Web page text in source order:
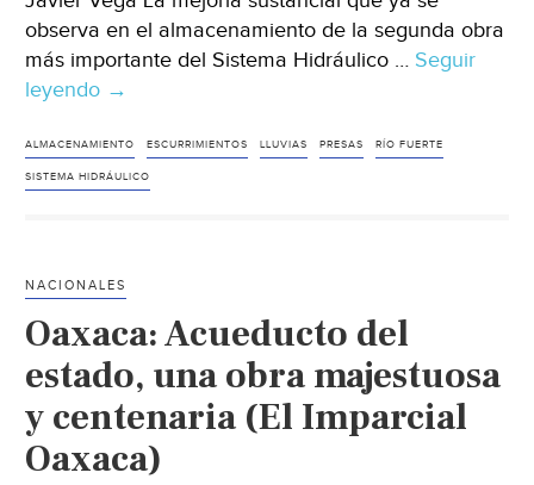
observa en el almacenamiento de la segunda obra
más importante del Sistema Hidráulico … Seguir
leyendo Sinaloa:
aportan
agua
del
norte
del
estado
(Debate)
→
ALMACENAMIENTO ESCURRIMIENTOS LLUVIAS PRESAS RÍO FUERTE
SISTEMA HIDRÁULICO
NACIONALES
Oaxaca: Acueducto del
estado, una obra majestuosa
y centenaria (El Imparcial
Oaxaca)